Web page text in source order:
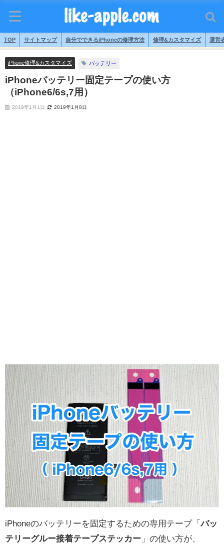
TOP サイトマップ 自分でできるiPhoneの修理方法 修理&カスタマイズ 運営
iPhone修理&カスタマイズ バッテリー
iPhoneバッテリー固定テープの使い方
（iPhone6/6s,7用）
2019年1月1日 2019年1月8日
iPhoneのバッテリーを固定するための専用テープ「バッ
テリーグルー接着テープステッカー 」の使い方が、